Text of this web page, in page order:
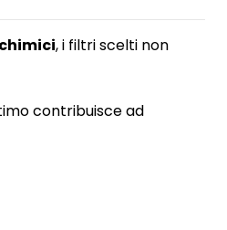
, i filtri scelti non
contribuisce ad